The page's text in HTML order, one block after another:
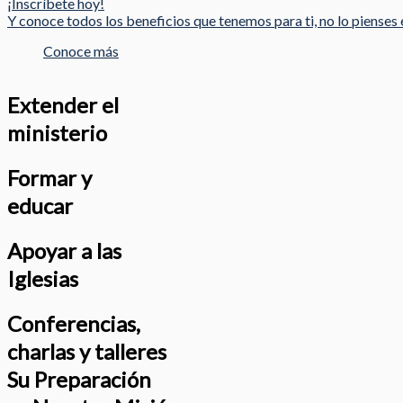
Y conoce todos los beneficios que tenemos para ti, no lo pienses
Conoce más
Extender el
ministerio
Formar y
educar
Apoyar a las
Iglesias
Conferencias,
charlas y talleres
Su Preparación